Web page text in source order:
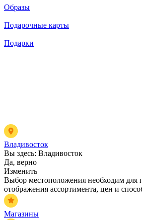
Образы
Подарочные карты
Подарки
Владивосток
Вы здесь: Владивосток
Да, верно
Изменить
Выбор местоположения необходим для
отображения ассортимента, цен и
Магазины